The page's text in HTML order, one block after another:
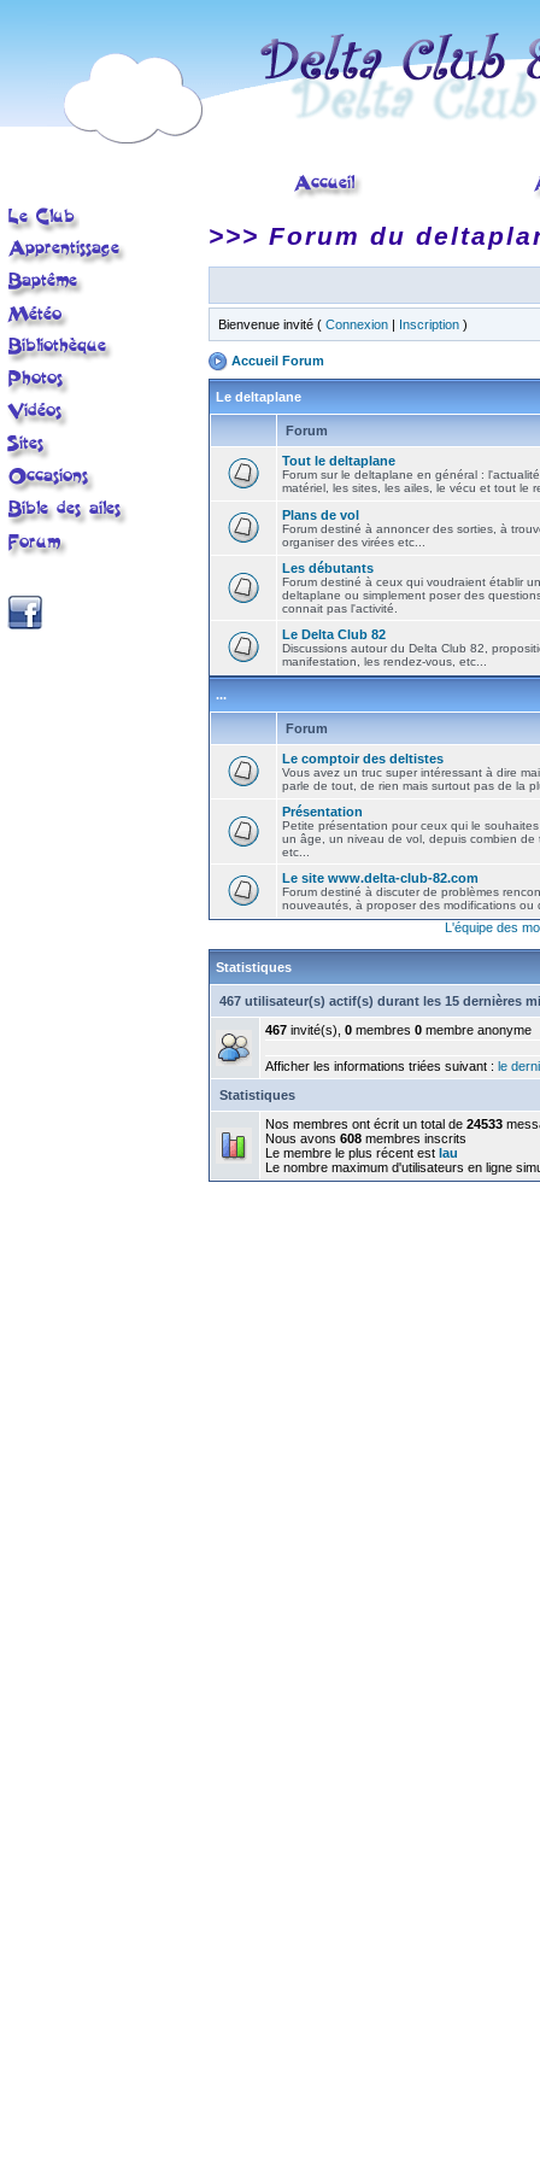
>>> Forum du
Bienvenue invité ( Connexion | Inscription )
Accueil Forum
Le deltaplane
Forum
Tout le deltaplane
Forum sur le deltaplane en général :
matériel, les sites, les ailes, le vécu et tout le
Plans de vol
Forum destiné à annoncer des sorties, à
organiser des virées etc...
Les débutants
Forum destiné à ceux qui voudraient établir
deltaplane ou simplement poser des
connait pas l'activité.
Le Delta Club 82
Discussions autour du Delta Club 82,
manifestation, les rendez-vous, etc...
...
Forum
Le comptoir des deltistes
Vous avez un truc super intéressant à dire
parle de tout, de rien mais surtout pas de la
Présentation
Petite présentation pour ceux qui le
un âge, un niveau de vol, depuis combien de
etc...
Le site www.delta-club-82.com
Forum destiné à discuter de problèmes
nouveautés, à proposer des modifications ou
L'équipe des
Statistiques
467 utilisateur(s) actif(s) durant les 15 dernières
467 invité(s), 0 membres 0 membre anonyme
Afficher les informations triées suivant : le
Statistiques
Nos membres ont écrit un total de 24533
Nous avons 608 membres inscrits
Le membre le plus récent est lau
Le nombre maximum d'utilisateurs en ligne